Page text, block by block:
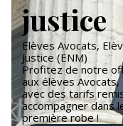
justice
Elèves Avocats,
Justice (ENM)
Profitez de notre
aux élèves
avec des tarifs
accompagner dans
première robe !